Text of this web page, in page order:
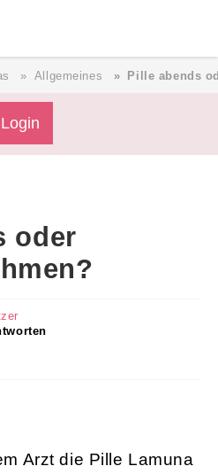
Allgemeines Pille abends
Login
oder
Arzt die Pille Lamuna